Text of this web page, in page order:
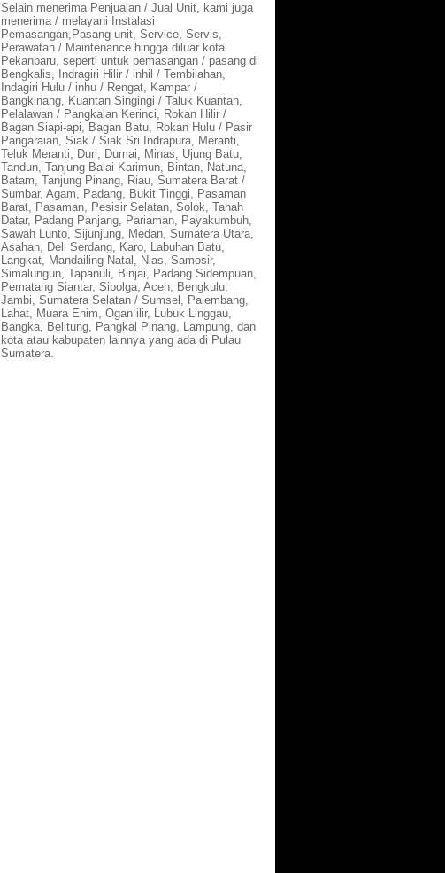
Selain menerima Penjualan / Jual Unit, kami juga
menerima / melayani Instalasi
Pemasangan,Pasang unit, Service, Servis,
Perawatan / Maintenance hingga diluar kota
Pekanbaru, seperti untuk pemasangan / pasang di
Bengkalis, Indragiri Hilir / inhil / Tembilahan,
Indagiri Hulu / inhu / Rengat, Kampar /
Bangkinang, Kuantan Singingi / Taluk Kuantan,
Pelalawan / Pangkalan Kerinci, Rokan Hilir /
Bagan Siapi-api, Bagan Batu, Rokan Hulu / Pasir
Pangaraian, Siak / Siak Sri Indrapura, Meranti,
Teluk Meranti, Duri, Dumai, Minas, Ujung Batu,
Tandun, Tanjung Balai Karimun, Bintan, Natuna,
Batam, Tanjung Pinang, Riau, Sumatera Barat /
Sumbar, Agam, Padang, Bukit Tinggi, Pasaman
Barat, Pasaman, Pesisir Selatan, Solok, Tanah
Datar, Padang Panjang, Pariaman, Payakumbuh,
Sawah Lunto, Sijunjung, Medan, Sumatera Utara,
Asahan, Deli Serdang, Karo, Labuhan Batu,
Langkat, Mandailing Natal, Nias, Samosir,
Simalungun, Tapanuli, Binjai, Padang Sidempuan,
Pematang Siantar, Sibolga, Aceh, Bengkulu,
Jambi, Sumatera Selatan / Sumsel, Palembang,
Lahat, Muara Enim, Ogan ilir, Lubuk Linggau,
Bangka, Belitung, Pangkal Pinang, Lampung, dan
kota atau kabupaten lainnya yang ada di Pulau
Sumatera.